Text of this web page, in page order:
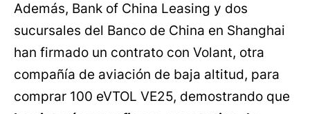
Además, Bank of China Leasing y dos
sucursales del Banco de China en Shanghai
han firmado un contrato con Volant, otra
compañía de aviación de baja altitud, para
comprar 100 eVTOL VE25, demostrando que